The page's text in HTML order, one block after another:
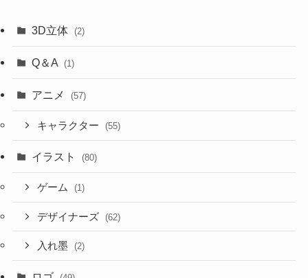
3D立体 (2)
Q＆A (1)
アニメ (57)
キャラクター (55)
イラスト (80)
ゲーム (1)
デザイナーズ (62)
入れ墨 (2)